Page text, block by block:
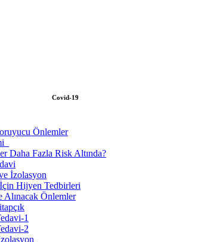
Covid-19
Önlemler
Daha Fazla Risk Altında?
İzolasyon
Hijyen Tedbirleri
Önlemler
1
2